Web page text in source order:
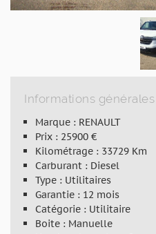
Informations générales
Marque : RENAULT
Prix : 25900 €
Kilométrage : 33729 Km
Carburant : Diesel
Type : Utilitaires
Garantie : 12 mois
Catégorie : Utilitaire
Boite : Manuelle